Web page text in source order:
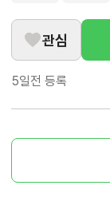
관심
5일전 등록